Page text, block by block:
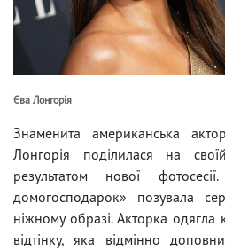
Єва Лонгорія
Знаменита американська
Лонгорія поділилася на
результатом нової
домогосподарок» позувала
ніжному образі. Акторка
відтінку, яка відмінно